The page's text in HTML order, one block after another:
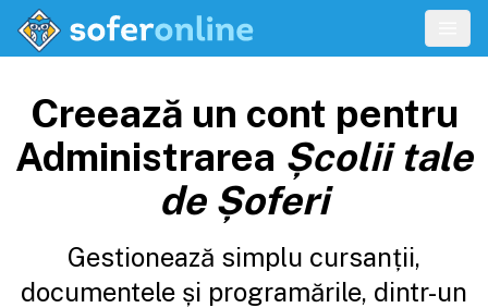
Creează un cont pentru
Administrarea Școlii tale
de Șoferi
Gestionează simplu cursanții,
documentele și programările, dintr-un